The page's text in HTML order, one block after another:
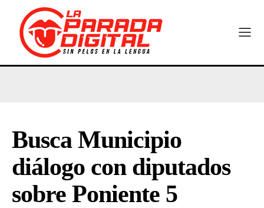
Busca Municipio
diálogo con diputados
sobre Poniente 5